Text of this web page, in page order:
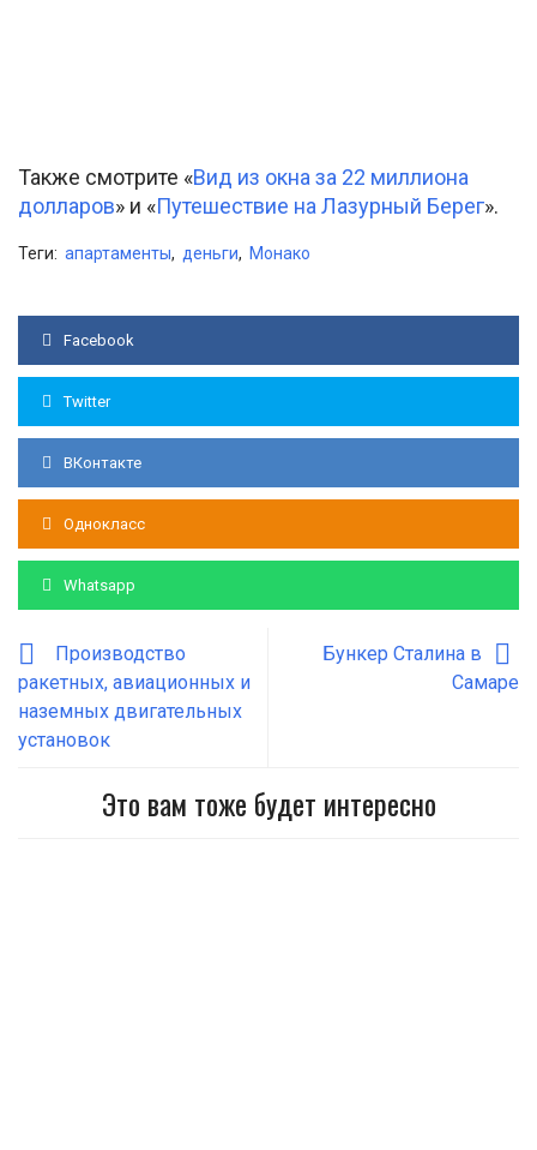
Также смотрите «Вид из окна за 22 миллиона
долларов» и «Путешествие на Лазурный Берег».
Теги: апартаменты, деньги, Монако
Facebook
Twitter
ВКонтакте
Однокласс
Whatsapp
Производство
ракетных, авиационных и
наземных двигательных
установок
Бункер Сталина в
Самаре
Это вам тоже будет интересно